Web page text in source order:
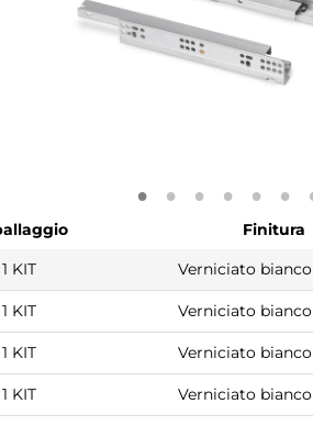
Finitura
1 KIT Verniciato bianco
1 KIT Verniciato bianco
1 KIT Verniciato bianco
1 KIT Verniciato bianco